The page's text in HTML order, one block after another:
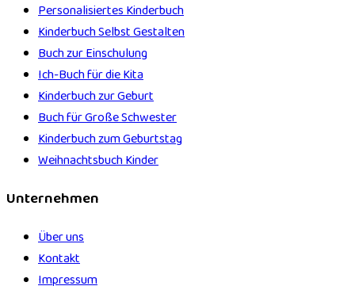
Personalisiertes Kinderbuch
Kinderbuch Selbst Gestalten
Buch zur Einschulung
Ich-Buch für die Kita
Kinderbuch zur Geburt
Buch für Große Schwester
Kinderbuch zum Geburtstag
Weihnachtsbuch Kinder
Unternehmen
Über uns
Kontakt
Impressum